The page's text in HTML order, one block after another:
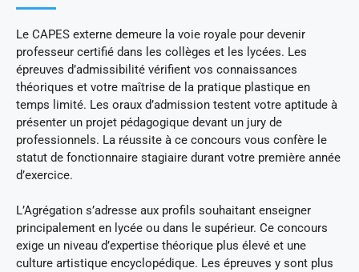
Le CAPES externe demeure la voie royale pour devenir
professeur certifié dans les collèges et les lycées. Les
épreuves d’admissibilité vérifient vos connaissances
théoriques et votre maîtrise de la pratique plastique en
temps limité. Les oraux d’admission testent votre aptitude à
présenter un projet pédagogique devant un jury de
professionnels. La réussite à ce concours vous confère le
statut de fonctionnaire stagiaire durant votre première année
d’exercice.
L’Agrégation s’adresse aux profils souhaitant enseigner
principalement en lycée ou dans le supérieur. Ce concours
exige un niveau d’expertise théorique plus élevé et une
culture artistique encyclopédique. Les épreuves y sont plus